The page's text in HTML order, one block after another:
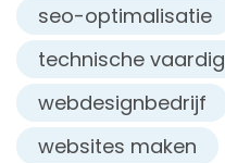
seo-optimalisatie
technische
webdesignbedrijf
websites maken